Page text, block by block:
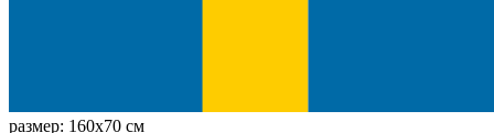
размер: 160x70 см